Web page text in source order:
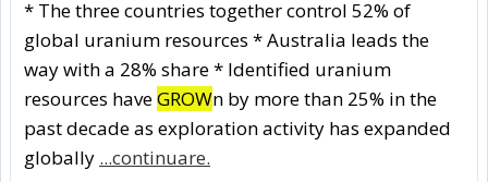
* The three countries together control 52% of
global uranium resources * Australia leads the
way with a 28% share * Identified uranium
resources haveGROWn by more than 25% in the
past decade as exploration activity has expanded
globally ...continuare.